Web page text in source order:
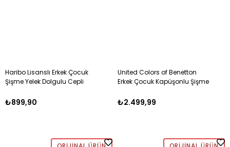
Haribo Lisanslı Erkek Çocuk
Şişme Yelek Dolgulu Cepli
₺899,90
United Colors of Benetton
Erkek Çocuk Kapüşonlu Şişme
₺2.499,99